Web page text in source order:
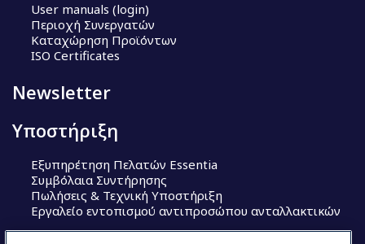
User manuals (login)
Περιοχή Συνεργατών
Καταχώρηση Προϊόντων
ISO Certificates
Newsletter
Υποστήριξη
Εξυπηρέτηση Πελατών Essentia
Συμβόλαια Συντήρησης
Πωλήσεις & Τεχνική Υποστήριξη
Εργαλείο εντοπισμού αντιπροσώπου ανταλλακτικών